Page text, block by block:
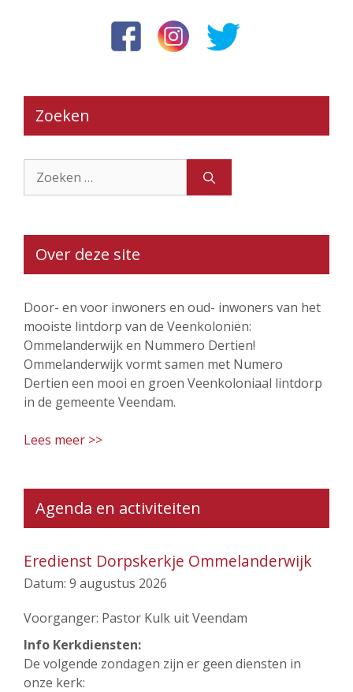
Zoeken
naar:
Over deze site
Door- en voor inwoners en oud- inwoners van het
mooiste lintdorp van de Veenkoloniën:
Ommelanderwijk en Nummero Dertien!
Ommelanderwijk vormt samen met Numero
Dertien een mooi en groen Veenkoloniaal lintdorp
in de gemeente Veendam.
Lees meer >>
Agenda en activiteiten
Eredienst Dorpskerkje Ommelanderwijk
Datum: 9 augustus 2026
Voorganger: Pastor Kulk uit Veendam
Info Kerkdiensten:
De volgende zondagen zijn er geen diensten in
onze kerk: